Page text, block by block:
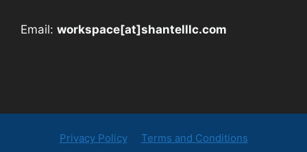
Email: workspace[at]shantelllc.com
Privacy Policy Terms and Conditions